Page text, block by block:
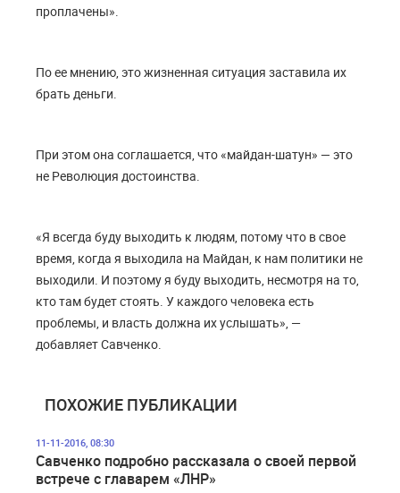
проплачены».
По ее мнению, это жизненная ситуация заставила их
брать деньги.
При этом она соглашается, что «майдан-шатун» — это
не Революция достоинства.
«Я всегда буду выходить к людям, потому что в свое
время, когда я выходила на Майдан, к нам политики не
выходили. И поэтому я буду выходить, несмотря на то,
кто там будет стоять. У каждого человека есть
проблемы, и власть должна их услышать», —
добавляет Савченко.
ПОХОЖИЕ ПУБЛИКАЦИИ
11-11-2016, 08:30
Савченко подробно рассказала о своей первой
встрече с главарем «ЛНР»